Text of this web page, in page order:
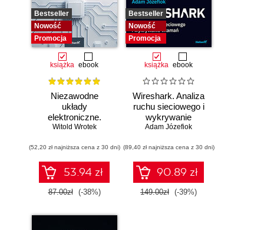
Bestseller
Nowość
Promocja
książka ebook
Niezawodne
układy
elektroniczne.
Podręcznik
Witold Wrotek
(52,20 zł najniższa cena z 30 dni)
53.94 zł
87.00zł (-38%)
Bestseller
Nowość
Promocja
książka ebook
Wireshark. Analiza
ruchu sieciowego i
wykrywanie
włamań
Adam Józefiok
(89,40 zł najniższa cena z 30 dni)
90.89 zł
149.00zł (-39%)